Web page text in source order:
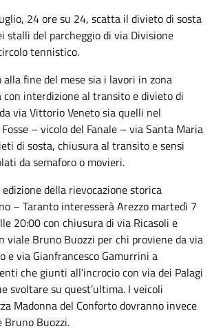
24 ore su 24, scatta il divieto di sosta
stalli del parcheggio di via Divisione
tennistico.
fine del mese sia i lavori in zona
con interdizione al transito e divieto di
via Vittorio Veneto sia quelli nel
– vicolo del Fanale – via Santa Maria
di sosta, chiusura al transito e sensi
da semaforo o movieri.
della rievocazione storica
– Taranto interesserà Arezzo martedì 7
20:00 con chiusura di via Ricasoli e
viale Bruno Buozzi per chi proviene da via
e via Gianfrancesco Gamurrini a
che giunti all’incrocio con via dei Palagi
svoltare su quest’ultima. I veicoli
Madonna del Conforto dovranno invece
Buozzi.